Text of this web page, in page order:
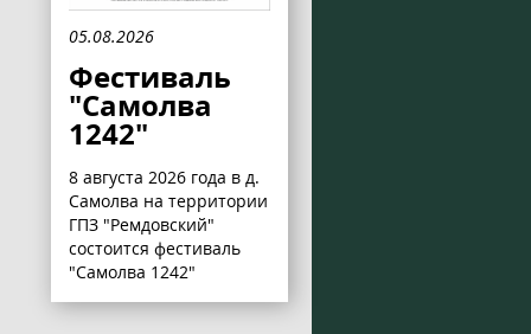
05.08.2026
Фестиваль
"Самолва
1242"
8 августа 2026 года в д.
Самолва на территории
ГПЗ "Ремдовский"
состоится фестиваль
"Самолва 1242"